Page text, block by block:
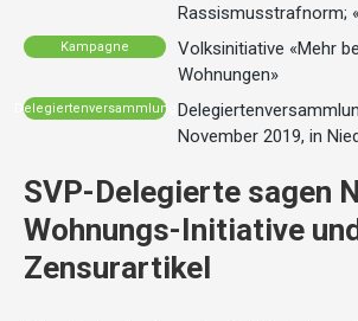
Rassismusstrafnorm;
Kampagne
Volksinitiative «Mehr
Wohnungen»
Delegiertenversammlung
November 2019, in
SVP-Delegierte sagen
Wohnungs-Initiative
Zensurartikel